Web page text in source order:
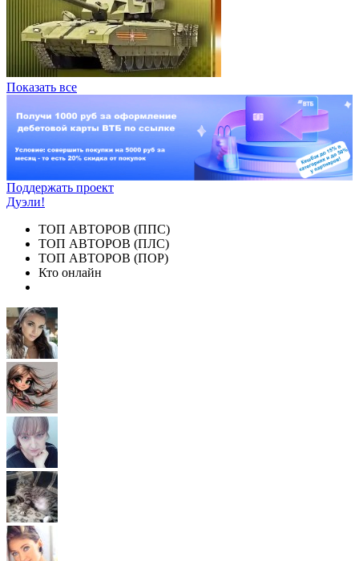
Показать все
Поддержать проект
Дуэли!
ТОП АВТОРОВ (ППС)
ТОП АВТОРОВ (ПЛС)
ТОП АВТОРОВ (ПОР)
Кто онлайн